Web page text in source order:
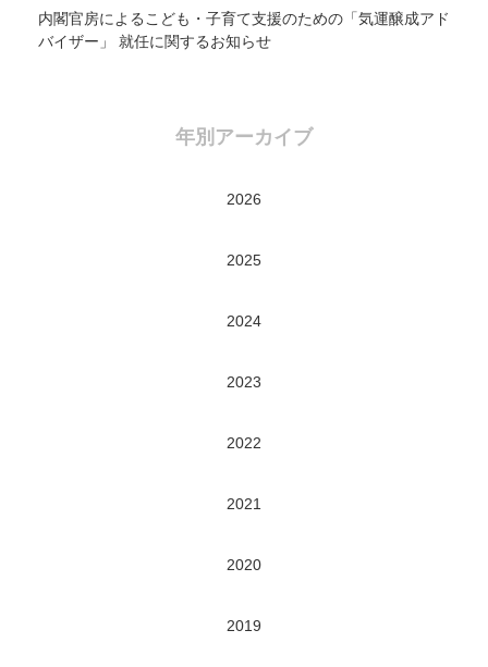
内閣官房によるこども・子育て支援のための「気運醸成アド
バイザー」 就任に関するお知らせ
年別アーカイブ
2026
2025
2024
2023
2022
2021
2020
2019